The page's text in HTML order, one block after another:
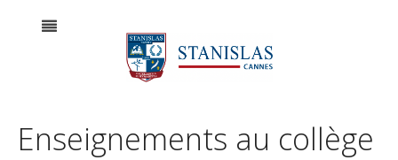
Enseignements au collège